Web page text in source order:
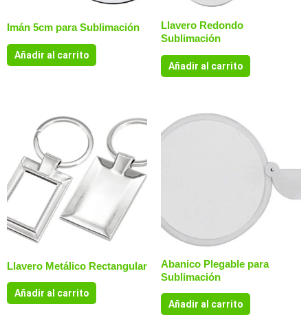
Imán 5cm para Sublimación
Añadir al carrito
Llavero Redondo
Sublimación
Añadir al carrito
Llavero Metálico Rectangular
Añadir al carrito
Abanico Plegable para
Sublimación
Añadir al carrito